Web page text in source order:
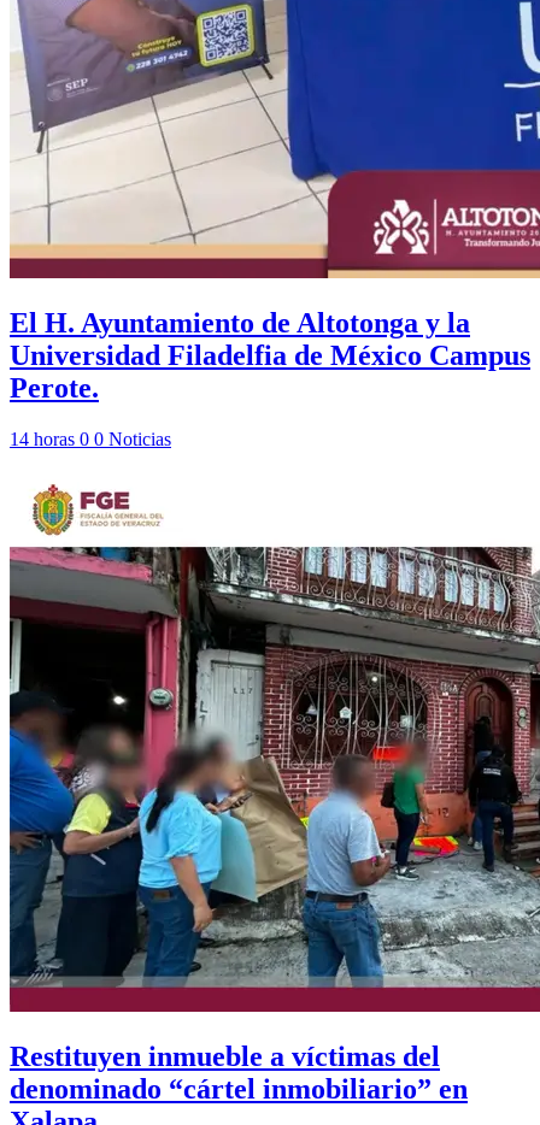
El H. Ayuntamiento de Altotonga y la
Universidad Filadelfia de México Campus
Perote.
14 horas 0 0 Noticias
Restituyen inmueble a víctimas del
denominado “cártel inmobiliario” en